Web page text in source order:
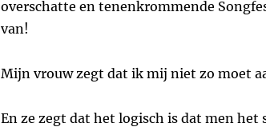
overschatte en tenenkrommende
van!
Mijn vrouw zegt dat ik mij niet zo moet
En ze zegt dat het logisch is dat men het